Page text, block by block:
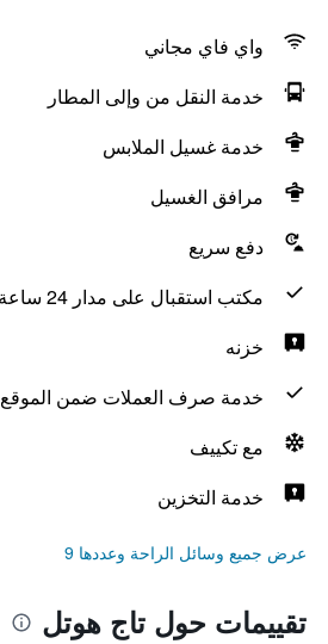
واي فاي مجاني
خدمة النقل من وإلى المطار
خدمة غسيل الملابس
مرافق الغسيل
دفع سريع
مكتب استقبال على مدار 24 ساعة
خزنه
خدمة صرف العملات ضمن الموقع
مع تكييف
خدمة التخزين
عرض جميع وسائل الراحة وعددها 9
تقييمات حول تاج هوتل